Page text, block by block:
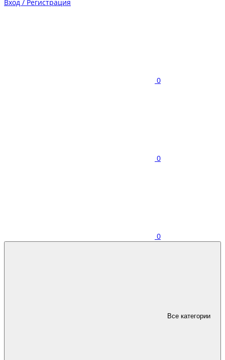
Вход / Регистрация
0
0
0
Все категории